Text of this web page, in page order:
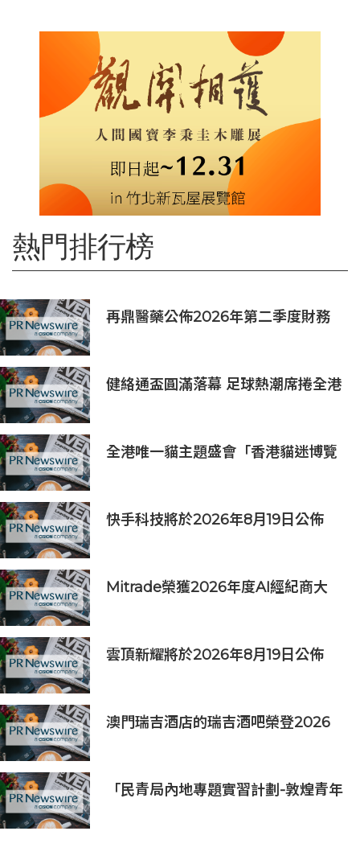
熱門排行榜
再鼎醫藥公佈2026年第二季度財務
健絡通盃圓滿落幕 足球熱潮席捲全港
全港唯一貓主題盛會「香港貓迷博覽
快手科技將於2026年8月19日公佈
Mitrade榮獲2026年度AI經紀商大
雲頂新耀將於2026年8月19日公佈
澳門瑞吉酒店的瑞吉酒吧榮登2026
「民青局內地專題實習計劃-敦煌青年